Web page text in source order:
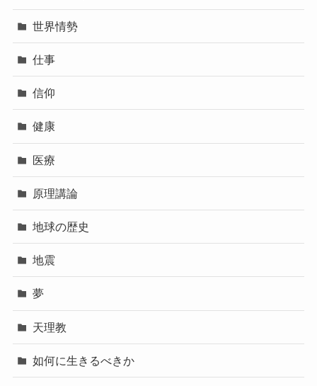
世界情勢
仕事
信仰
健康
医療
原理講論
地球の歴史
地震
夢
天理教
如何に生きるべきか